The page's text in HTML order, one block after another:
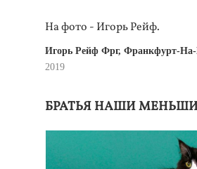
На фото - Игорь Рейф.
Игорь Рейф Фрг, Франкфурт-
2019
БРАТЬЯ НАШИ